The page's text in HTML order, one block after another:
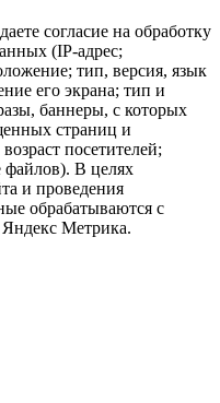
согласие на обработку
(IP-адрес;
тип, версия, язык
его экрана; тип и
баннеры, с которых
страниц и
посетителей;
файлов). В целях
и проведения
обрабатываются с
Яндекс Метрика.